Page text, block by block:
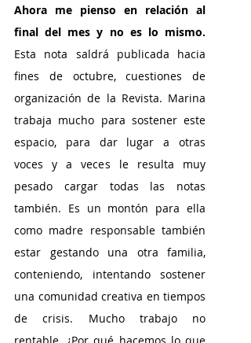
Ahora me pienso en relación al
Esta nota saldrá publicada hacia
fines de octubre, cuestiones de
organización de la Revista. Marina
trabaja mucho para sostener este
espacio, para dar lugar a otras
voces y a veces le resulta muy
pesado cargar todas las notas
también. Es un montón para ella
como madre responsable también
estar gestando una otra familia,
conteniendo, intentando sostener
una comunidad creativa en tiempos
de crisis. Mucho trabajo no
rentable. ¿Por qué hacemos lo que